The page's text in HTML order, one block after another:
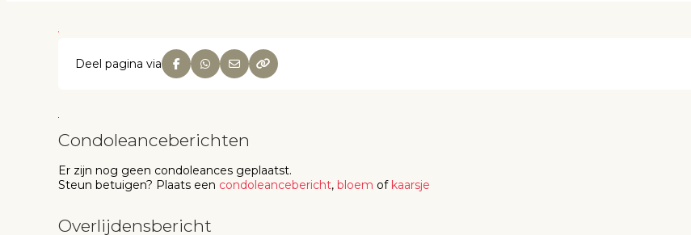
Deel pagina via
Condoleanceberichten
Er zijn nog geen condoleances geplaatst.
Steun betuigen? Plaats een condoleancebericht, bloem of kaarsje
Overlijdensbericht